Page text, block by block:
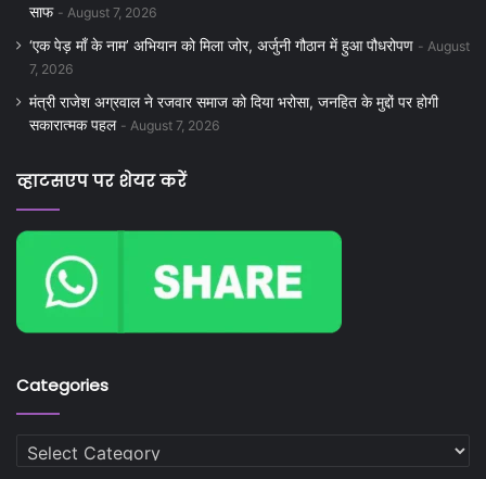
साफ
August 7, 2026
‘एक पेड़ माँ के नाम’ अभियान को मिला जोर, अर्जुनी गौठान में हुआ पौधरोपण
August
7, 2026
मंत्री राजेश अग्रवाल ने रजवार समाज को दिया भरोसा, जनहित के मुद्दों पर होगी
सकारात्मक पहल
August 7, 2026
व्हाटसएप पर शेयर करें
Categories
Categories